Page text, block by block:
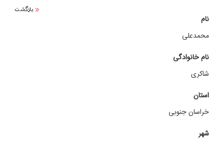
نام
محمدعلی
نام خانوادگی
شاکری
استان
خراسان جنوبی
شهر